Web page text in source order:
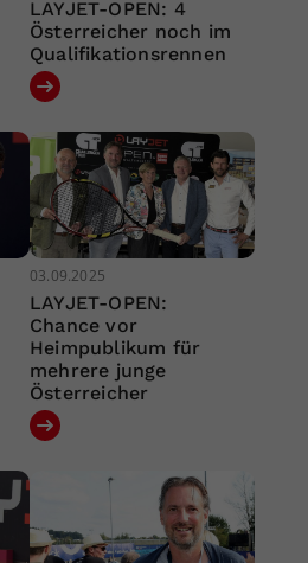
LAYJET-OPEN: 4
Österreicher noch im
Qualifikationsrennen
03.09.2025
LAYJET-OPEN:
Chance vor
Heimpublikum für
mehrere junge
Österreicher